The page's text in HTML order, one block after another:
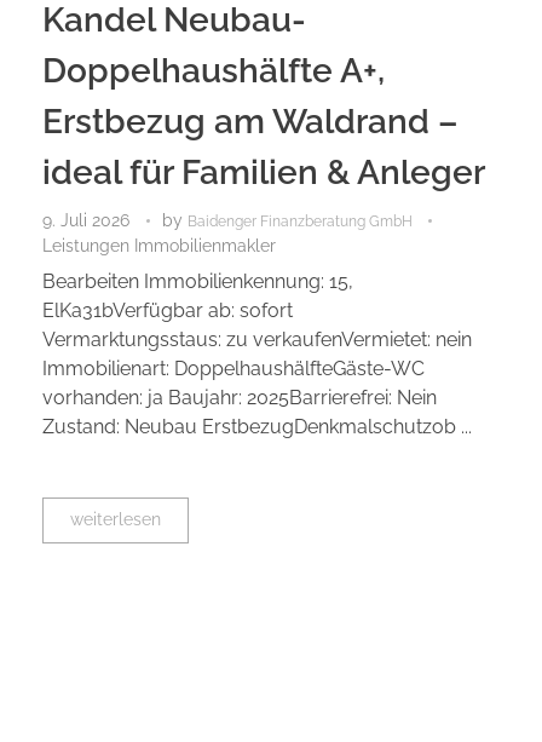
Kandel Neubau-
Doppelhaushälfte A+,
Erstbezug am Waldrand –
ideal für Familien & Anleger
9. Juli 2026 by Baidenger Finanzberatung GmbH
Leistungen Immobilienmakler
Bearbeiten Immobilienkennung: 15,
ElKa31bVerfügbar ab: sofort
Vermarktungsstaus: zu verkaufenVermietet: nein
Immobilienart: DoppelhaushälfteGäste-WC
vorhanden: ja Baujahr: 2025Barrierefrei: Nein
Zustand: Neubau ErstbezugDenkmalschutzob ...
weiterlesen